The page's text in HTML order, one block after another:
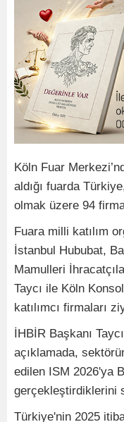
Köln Fuar
aldığı fuarda
olmak üzere 94
Fuara milli katılım
İstanbul Hububat,
Mamulleri
Taycı ile Köln
katılımcı firmaları
İHBİR Başkanı
açıklamada,
edilen ISM 2026'ya
gerçekleştirdiklerini
Türkiye'nin 2025